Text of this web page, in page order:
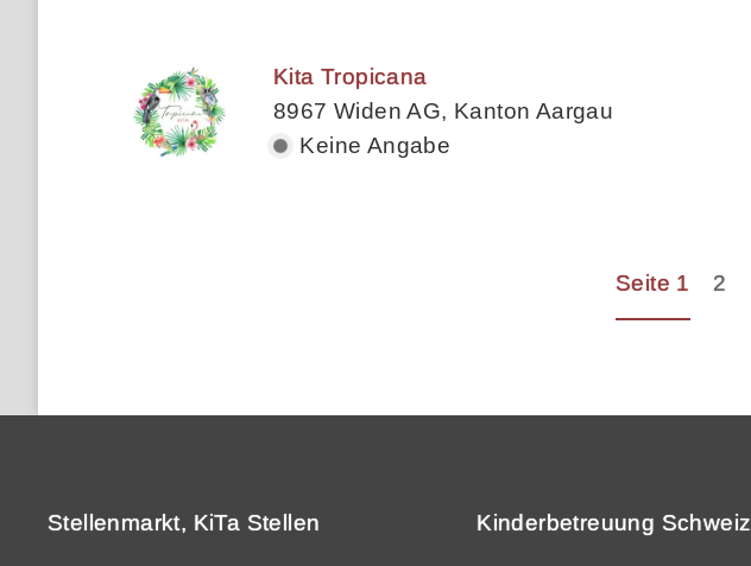
Kita Tropicana
8967 Widen AG, Kanton Aargau
Keine Angabe
Seite 1 2
Stellenmarkt, KiTa Stellen Kinderbetreuung Schweiz